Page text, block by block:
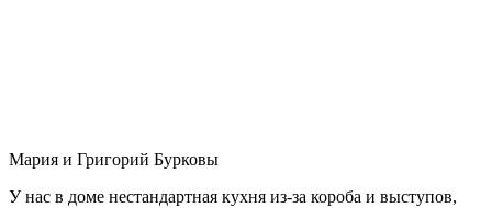
Мария и Григорий Бурковы
У нас в доме нестандартная кухня из-за короба и выступов,